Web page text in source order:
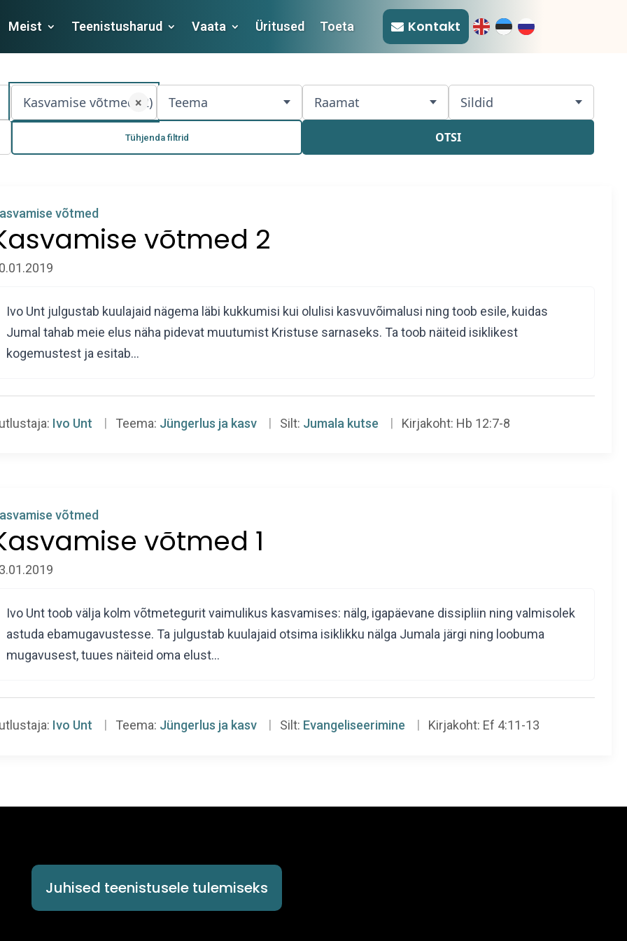
Meist Teenistusharud Vaata Üritused Toeta Kontakt
Kasvamise võtmed (2)
× Teema Raamat Sildid
Tühjenda filtrid OTSI
võtmed
võtmed 2
Ivo Unt julgustab kuulajaid nägema läbi kukkumisi kui olulisi kasvuvõimalusi ning toob esile, kuidas
Jumal tahab meie elus näha pidevat muutumist Kristuse sarnaseks. Ta toob näiteid isiklikest
kogemustest ja esitab…
Ivo Unt Teema: Jüngerlus ja kasv Silt: Jumala kutse Kirjakoht: Hb 12:7-8
võtmed
võtmed 1
Ivo Unt toob välja kolm võtmetegurit vaimulikus kasvamises: nälg, igapäevane dissipliin ning valmisolek
astuda ebamugavustesse. Ta julgustab kuulajaid otsima isiklikku nälga Jumala järgi ning loobuma
mugavusest, tuues näiteid oma elust…
Ivo Unt Teema: Jüngerlus ja kasv Silt: Evangeliseerimine Kirjakoht: Ef 4:11-13
Juhised teenistusele tulemiseks